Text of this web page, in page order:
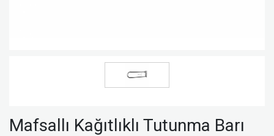
Mafsallı Kağıtlıklı Tutunma Barı